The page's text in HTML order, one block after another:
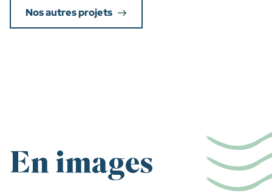
Nos autres projets
En images